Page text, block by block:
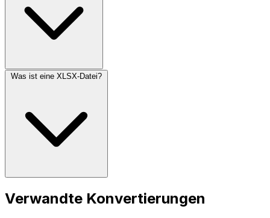
Was ist eine XLSX-Datei?
Verwandte Konvertierungen